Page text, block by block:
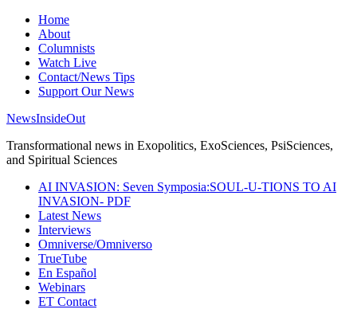
Home
About
Columnists
Watch Live
Contact/News Tips
Support Our News
NewsInsideOut
Transformational news in Exopolitics, ExoSciences, PsiSciences,
and Spiritual Sciences
AI INVASION: Seven Symposia:SOUL-U-TIONS TO AI
INVASION- PDF
Latest News
Interviews
Omniverse/Omniverso
TrueTube
En Español
Webinars
ET Contact